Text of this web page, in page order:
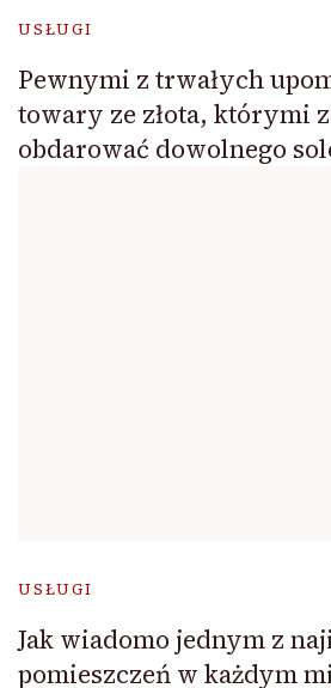
USŁUGI
Pewnymi z trwałych
towary ze złota, którymi
obdarować dowolnego
USŁUGI
Jak wiadomo jednym z
pomieszczeń w każdym